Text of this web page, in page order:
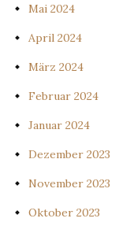
Mai 2024
April 2024
März 2024
Februar 2024
Januar 2024
Dezember 2023
November 2023
Oktober 2023